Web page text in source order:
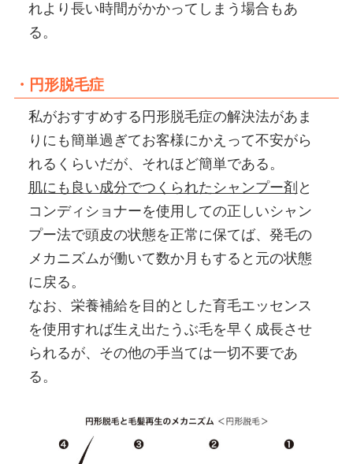
れより長い時間がかかってしまう場合もあ
る。
・円形脱毛症
私がおすすめする円形脱毛症の解決法があま
りにも簡単過ぎてお客様にかえって不安がら
れるくらいだが、それほど簡単である。
肌にも良い成分でつくられたシャンプー剤 と
コンディショナーを使用しての正しいシャン
プー法で頭皮の状態を正常に保てば、発毛の
メカニズムが働いて数か月もすると元の状態
に戻る。
なお、栄養補給を目的とした育毛エッセンス
を使用すれば生え出たうぶ毛を早く成長させ
られるが、その他の手当ては一切不要であ
る。